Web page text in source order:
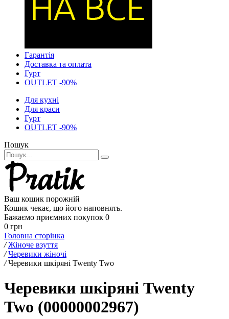
Гарантія
Доставка та оплата
Гурт
OUTLET -90%
Для кухні
Для краси
Гурт
OUTLET -90%
Пошук
Ваш кошик порожній
Кошик чекає, що його наповнять.
Бажаємо приємних покупок 0
0 грн
Головна сторінка
/ Жіноче взуття
/ Черевики жіночі
/ Черевики шкіряні Twenty Two
Черевики шкіряні Twenty
Two (00000002967)